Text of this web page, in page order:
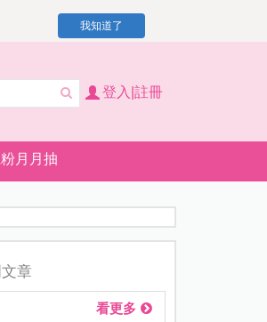
我知道了
登入|註冊
月月抽
章
看更多